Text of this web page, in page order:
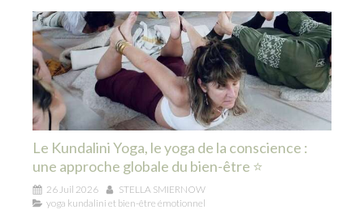
Le Kundalini Yoga, le yoga de la conscience :
une approche globale du bien-être ⭐
26 Juil 2026
STELLA SMIERNOW
yoga kundalini et bien-être émotionnel